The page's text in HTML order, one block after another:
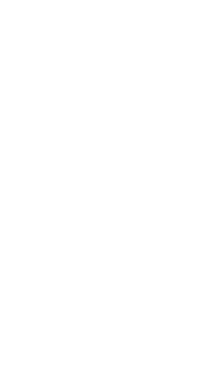
काम थियो। तेस्रो चरणमा मानवलाई विजय